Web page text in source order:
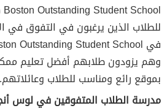
للطلاب الذين يرغبون في التفوق في
وهم يزودون طلابهم أفضل تعليم
بموقع رائع ومناسب للطلاب وعائلاتهم.
مدرسة الطلاب المتفوقين في لوس